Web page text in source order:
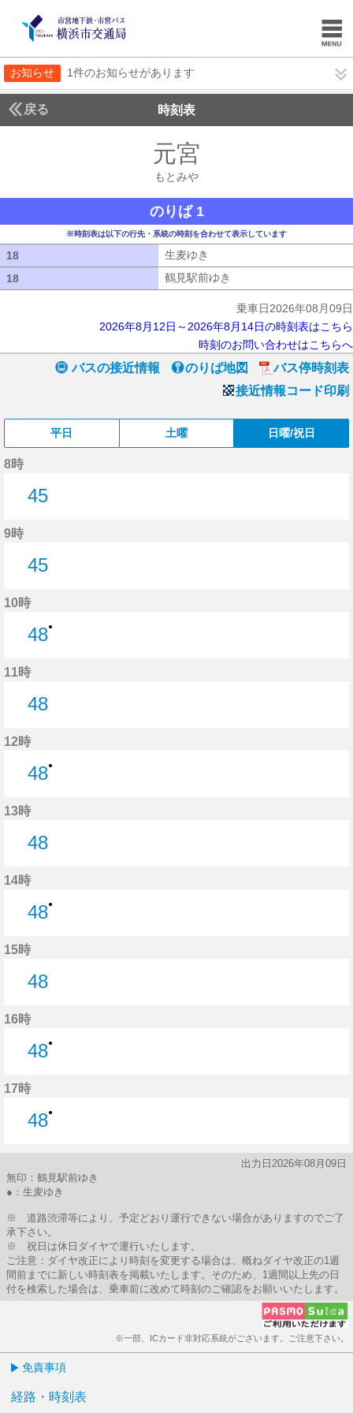
お知らせ 1件のお知らせがあります
戻る 時刻表
元宮
もとみや
のりば 1
※時刻表は以下の行先・系統の時刻を合わせて表示しています
18 生麦ゆき
18
鶴見駅前ゆき
乗車日2026年08月09日
2026年8月12日～2026年8月14日の時刻表はこちら
時刻のお問い合わせはこちらへ
バスの接近情報 のりば地図
バス停時刻表
接近情報コード印刷
平日 土曜 日曜/祝日
8時
45
9時
45
10時
48●
11時
48
12時
48●
13時
48
14時
48●
15時
48
16時
48●
17時
48●
出力日2026年08月09日
無印：鶴見駅前ゆき
●：生麦ゆき
※ 道路渋滞等により、予定どおり運行できない場合がありますのでご了
承下さい。
※ 祝日は休日ダイヤで運行いたします。
ご注意：ダイヤ改正により時刻を変更する場合は、概ねダイヤ改正の1週
間前までに新しい時刻表を掲載いたします。そのため、1週間以上先の日
付を検索した場合は、乗車前に改めて時刻のご確認をお願いいたします。
※一部、ICカード非対応系統がございます。ご注意下さい。
免責事項
経路・時刻表